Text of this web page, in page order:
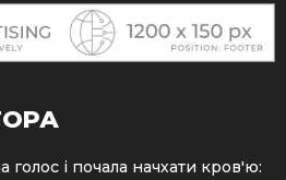
голос і почала начхати кров'ю: